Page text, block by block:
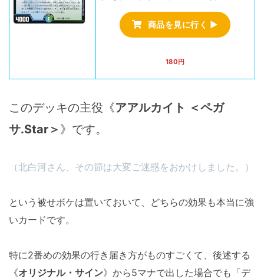
商品を見に行く ▶
180円
このデッキの主役《アアルカイト ＜ペガ
サ.Star＞ 》です。
（北白河さん、その節は大変ご迷惑をおかけしました。）
という被せボケは置いておいて、どちらの効果も本当に強
いカードです。
特に2番めの効果の行き届き方がものすごくて、後述する
《オリジナル・サイン》から5マナで出した場合でも「デ